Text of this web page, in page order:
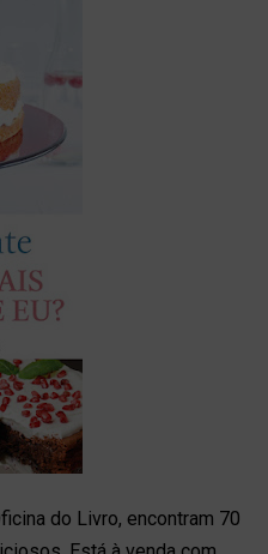
do Livro, encontram 70